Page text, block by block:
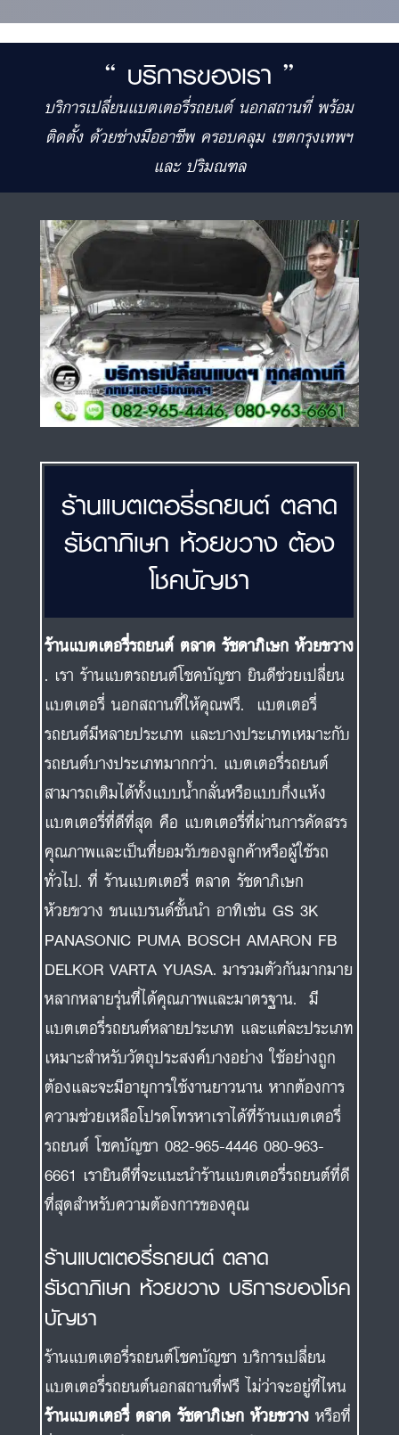
“ บริการของเรา ”
บริการเปลี่ยนแบตเตอรี่รถยนต์ นอกสถานที่ พร้อม
ติดตั้ง ด้วยช่างมืออาชีพ ครอบคลุม เขตกรุงเทพฯ
และ ปริมณฑล
ร้านแบตเตอรี่รถยนต์ ตลาด
รัชดาภิเษก ห้วยขวาง ต้อง
โชคบัญชา
ร้านแบตเตอรี่รถยนต์ ตลาด รัชดาภิเษก ห้วยขวาง
. เรา ร้านแบตรถยนต์โชคบัญชา ยินดีช่วยเปลี่ยน
แบตเตอรี่ นอกสถานที่ให้คุณฟรี. แบตเตอรี่
รถยนต์มีหลายประเภท และบางประเภทเหมาะกับ
รถยนต์บางประเภทมากกว่า. แบตเตอรี่รถยนต์
สามารถเติมได้ทั้งแบบน้ำกลั่นหรือแบบกึ่งแห้ง
แบตเตอรี่ที่ดีที่สุด คือ แบตเตอรี่ที่ผ่านการคัดสรร
คุณภาพและเป็นที่ยอมรับของลูกค้าหรือผู้ใช้รถ
ทั่วไป. ที่ ร้านแบตเตอรี่ ตลาด รัชดาภิเษก
ห้วยขวาง ขนแบรนด์ชั้นนำ อาทิเช่น GS 3K
PANASONIC PUMA BOSCH AMARON FB
DELKOR VARTA YUASA. มารวมตัวกันมากมาย
หลากหลายรุ่นที่ได้คุณภาพและมาตรฐาน. มี
แบตเตอรี่รถยนต์หลายประเภท และแต่ละประเภท
เหมาะสำหรับวัตถุประสงค์บางอย่าง ใช้อย่างถูก
ต้องและจะมีอายุการใช้งานยาวนาน หากต้องการ
ความช่วยเหลือโปรดโทรหาเราได้ที่ร้านแบตเตอรี่
รถยนต์ โชคบัญชา 082-965-4446 080-963-
6661 เรายินดีที่จะแนะนำร้านแบตเตอรี่รถยนต์ที่ดี
ที่สุดสำหรับความต้องการของคุณ
ร้านแบตเตอรี่รถยนต์ ตลาด
รัชดาภิเษก ห้วยขวาง บริการของโชค
บัญชา
ร้านแบตเตอรี่รถยนต์โชคบัญชา บริการเปลี่ยน
แบตเตอรี่รถยนต์นอกสถานที่ฟรี ไม่ว่าจะอยู่ที่ไหน
ร้านแบตเตอรี่ ตลาด รัชดาภิเษก ห้วยขวาง หรือที่